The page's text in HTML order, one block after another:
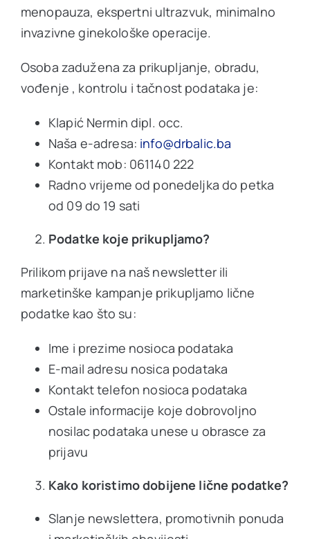
menopauza, ekspertni ultrazvuk, minimalno
invazivne ginekološke operacije.
Osoba zadužena za prikupljanje, obradu,
vođenje , kontrolu i tačnost podataka je:
Klapić Nermin dipl. occ.
Naša e-adresa: info@drbalic.ba
Kontakt mob: 061140 222
Radno vrijeme od ponedeljka do petka
od 09 do 19 sati
Podatke koje prikupljamo?
Prilikom prijave na naš newsletter ili
marketinške kampanje prikupljamo lične
podatke kao što su:
Ime i prezime nosioca podataka
E-mail adresu nosica podataka
Kontakt telefon nosioca podataka
Ostale informacije koje dobrovoljno
nosilac podataka unese u obrasce za
prijavu
Kako koristimo dobijene lične podatke?
Slanje newslettera, promotivnih ponuda